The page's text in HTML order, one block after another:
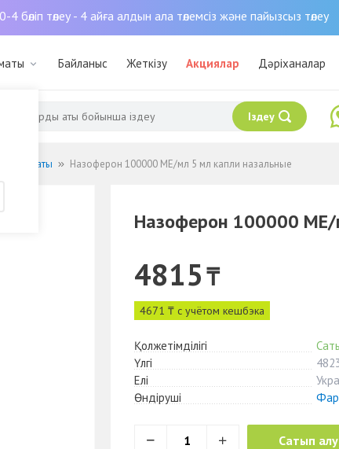
4 бөліп төлеу - 4 айға алдын ала төлемсіз және пайызсыз төлеу
Байланыс Жеткізу Акциялар Дәріханалар
Іздеу
препараты Назоферон 100000 МЕ/мл 5 мл капли назальные
Назоферон 100000
4815₸
4671 ₸ с учётом кешбэка
Қолжетімділігі
Үлгі
Елі
Өндіруші
Сатып алу